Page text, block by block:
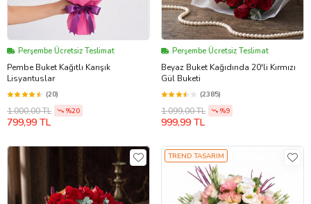
Perşembe Ücretsiz Teslimat
Pembe Buket Kağıtlı Karışık
Lisyantuslar
(20)
1.000,00 TL %20
799,99 TL
Perşembe Ücretsiz Teslimat
Beyaz Buket Kağıdında 20'li Kırmızı
Gül Buketi
(2385)
1.099,00 TL %9
999,99 TL
TREND TASARIM